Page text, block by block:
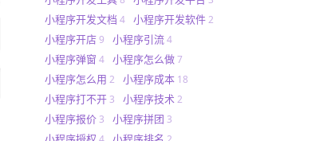
小程序开发文档 4 小程序开发软件 2
小程序开店 9 小程序引流 4
小程序弹窗 4 小程序怎么做 7
小程序怎么用 2 小程序成本 18
小程序打不开 3 小程序技术 2
小程序报价 3 小程序拼团 3